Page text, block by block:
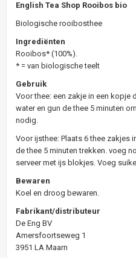
English Tea Shop Rooibos bio
Biologische rooibosthee
Ingrediënten
Rooibos* (100%).
* = van biologische teelt
Gebruik
Voor thee: een zakje in een kopje
water en gun de thee 5 minuten
nodig.
Voor ijsthee: Plaats 6 thee zakjes
de thee 5 minuten trekken. voeg
serveer met ijs blokjes. Voeg
Bewaren
Koel en droog bewaren.
Fabrikant/distributeur
De Eng BV
Amersfoortseweg 1
3951 LA Maarn